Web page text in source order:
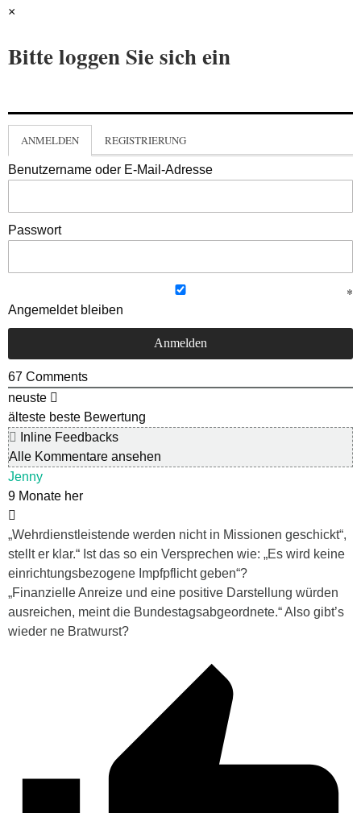
×
Bitte loggen Sie sich ein
ANMELDEN REGISTRIERUNG
Benutzername oder E-Mail-Adresse
Passwort
Angemeldet bleiben
67 Comments
neuste
älteste beste Bewertung
Inline Feedbacks
Alle Kommentare ansehen
Jenny
9 Monate her
„Wehrdienstleistende werden nicht in Missionen geschickt“,
stellt er klar.“ Ist das so ein Versprechen wie: „Es wird keine
einrichtungsbezogene Impfpflicht geben“?
„Finanzielle Anreize und eine positive Darstellung würden
ausreichen, meint die Bundestagsabgeordnete.“ Also gibt’s
wieder ne Bratwurst?